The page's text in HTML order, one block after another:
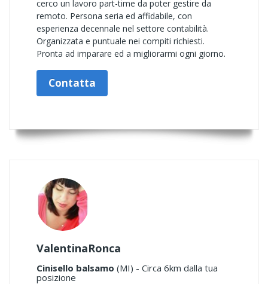
cerco un lavoro part-time da poter gestire da
remoto. Persona seria ed affidabile, con
esperienza decennale nel settore contabilità.
Organizzata e puntuale nei compiti richiesti.
Pronta ad imparare ed a migliorarmi ogni giorno.
Contatta
ValentinaRonca
Cinisello balsamo (MI) - Circa 6km dalla tua
posizione